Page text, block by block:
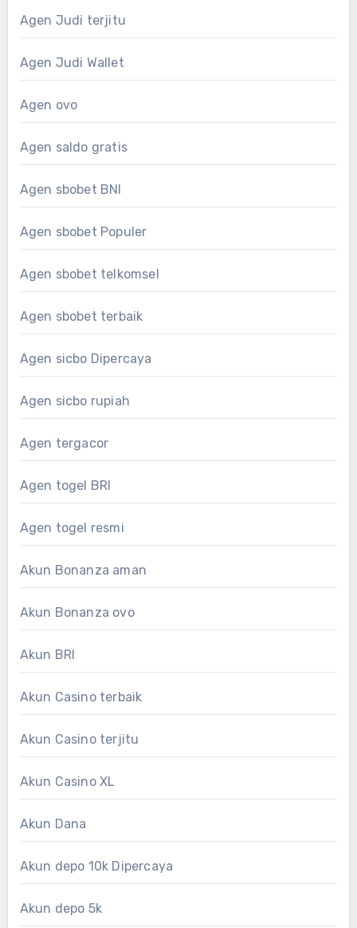
Agen Judi terjitu
Agen Judi Wallet
Agen ovo
Agen saldo gratis
Agen sbobet BNI
Agen sbobet Populer
Agen sbobet telkomsel
Agen sbobet terbaik
Agen sicbo Dipercaya
Agen sicbo rupiah
Agen tergacor
Agen togel BRI
Agen togel resmi
Akun Bonanza aman
Akun Bonanza ovo
Akun BRI
Akun Casino terbaik
Akun Casino terjitu
Akun Casino XL
Akun Dana
Akun depo 10k Dipercaya
Akun depo 5k